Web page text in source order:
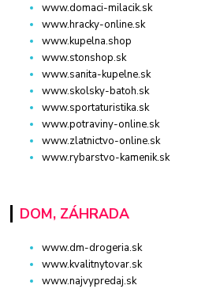
www.domaci-milacik.sk
www.hracky-online.sk
www.kupelna.shop
www.stonshop.sk
www.sanita-kupelne.sk
www.skolsky-batoh.sk
www.sportaturistika.sk
www.potraviny-online.sk
www.zlatnictvo-online.sk
www.rybarstvo-kamenik.sk
DOM, ZÁHRADA
www.dm-drogeria.sk
www.kvalitnytovar.sk
www.najvypredaj.sk